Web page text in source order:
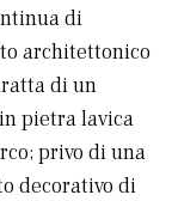
di
architettonico
di un
pietra lavica
privo di una
decorativo di